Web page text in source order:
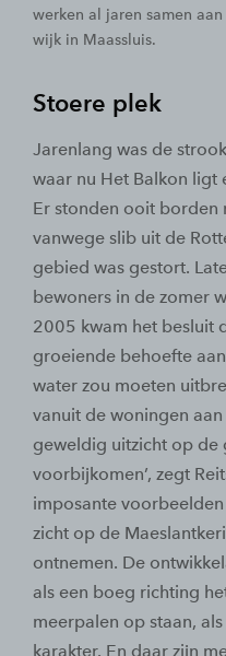
werken al jaren samen
wijk in Maassluis.
Stoere plek
Jarenlang was de
waar nu Het Balkon ligt
Er stonden ooit borden
vanwege slib uit de
gebied was gestort.
bewoners in de zomer
2005 kwam het besluit
groeiende behoefte
water zou moeten
vanuit de woningen
geweldig uitzicht op de
voorbijkomen’, zegt
imposante
zicht op de
ontnemen. De
als een boeg richting
meerpalen op staan,
karakter. En daar zijn